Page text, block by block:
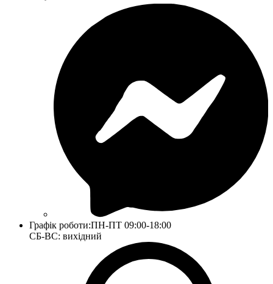
Графік роботи:ПН-ПТ 09:00-18:00
СБ-ВС: вихідний